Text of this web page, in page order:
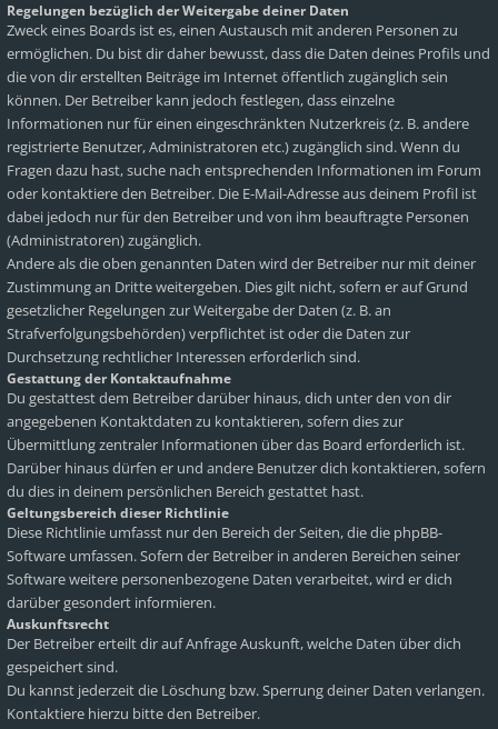
Regelungen bezüglich der Weitergabe deiner Daten
Zweck eines Boards ist es, einen Austausch mit anderen Personen zu
ermöglichen. Du bist dir daher bewusst, dass die Daten deines Profils und
die von dir erstellten Beiträge im Internet öffentlich zugänglich sein
können. Der Betreiber kann jedoch festlegen, dass einzelne
Informationen nur für einen eingeschränkten Nutzerkreis (z. B. andere
registrierte Benutzer, Administratoren etc.) zugänglich sind. Wenn du
Fragen dazu hast, suche nach entsprechenden Informationen im Forum
oder kontaktiere den Betreiber. Die E-Mail-Adresse aus deinem Profil ist
dabei jedoch nur für den Betreiber und von ihm beauftragte Personen
(Administratoren) zugänglich.
Andere als die oben genannten Daten wird der Betreiber nur mit deiner
Zustimmung an Dritte weitergeben. Dies gilt nicht, sofern er auf Grund
gesetzlicher Regelungen zur Weitergabe der Daten (z. B. an
Strafverfolgungsbehörden) verpflichtet ist oder die Daten zur
Durchsetzung rechtlicher Interessen erforderlich sind.
Gestattung der Kontaktaufnahme
Du gestattest dem Betreiber darüber hinaus, dich unter den von dir
angegebenen Kontaktdaten zu kontaktieren, sofern dies zur
Übermittlung zentraler Informationen über das Board erforderlich ist.
Darüber hinaus dürfen er und andere Benutzer dich kontaktieren, sofern
du dies in deinem persönlichen Bereich gestattet hast.
Geltungsbereich dieser Richtlinie
Diese Richtlinie umfasst nur den Bereich der Seiten, die die phpBB-
Software umfassen. Sofern der Betreiber in anderen Bereichen seiner
Software weitere personenbezogene Daten verarbeitet, wird er dich
darüber gesondert informieren.
Auskunftsrecht
Der Betreiber erteilt dir auf Anfrage Auskunft, welche Daten über dich
gespeichert sind.
Du kannst jederzeit die Löschung bzw. Sperrung deiner Daten verlangen.
Kontaktiere hierzu bitte den Betreiber.